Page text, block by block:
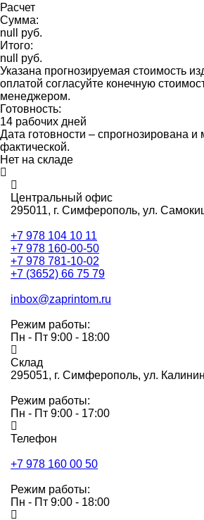
Расчет
Сумма:
null руб.
Итого:
null руб.
Указана прогнозируемая стоимость
оплатой согласуйте конечную
менеджером.
Готовность:
14 рабочих дней
Дата готовности – спрогнозирована и
фактической.
Нет на складе
Центральный офис
295011, г. Симферополь, ул.
+7 978 104 10 11
+7 978 160-00-50
+7 978 781-10-02
+7 (3652) 66 75 79
inbox@zaprintom.ru
Режим работы:
Пн - Пт 9:00 - 18:00
Склад
295051, г. Симферополь, ул.
Режим работы:
Пн - Пт 9:00 - 17:00
Телефон
+7 978 160 00 50
Режим работы:
Пн - Пт 9:00 - 18:00